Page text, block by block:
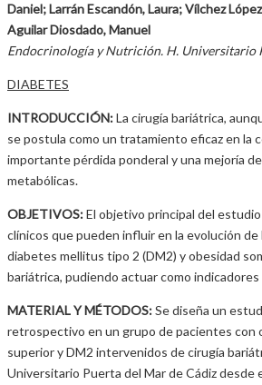
Daniel; Larrán Escandón, Laura; Vílchez
Aguilar Diosdado, Manuel
Endocrinología y Nutrición. H. Universitario
DIABETES
INTRODUCCIÓN:La cirugía bariátrica,
se postula como un tratamiento eficaz en la
importante pérdida ponderal y una mejoría
metabólicas.
OBJETIVOS:El objetivo principal del
clínicos que pueden influir en la evolución
diabetes mellitus tipo 2 (DM2) y obesidad
bariátrica, pudiendo actuar como
MATERIAL Y MÉTODOS:Se diseña un
retrospectivo en un grupo de pacientes con
superior y DM2 intervenidos de cirugía
Universitario Puerta del Mar de Cádiz desde